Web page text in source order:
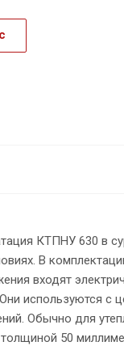
КТПНУ 630 в
В
входят
используются с
Обычно для
50